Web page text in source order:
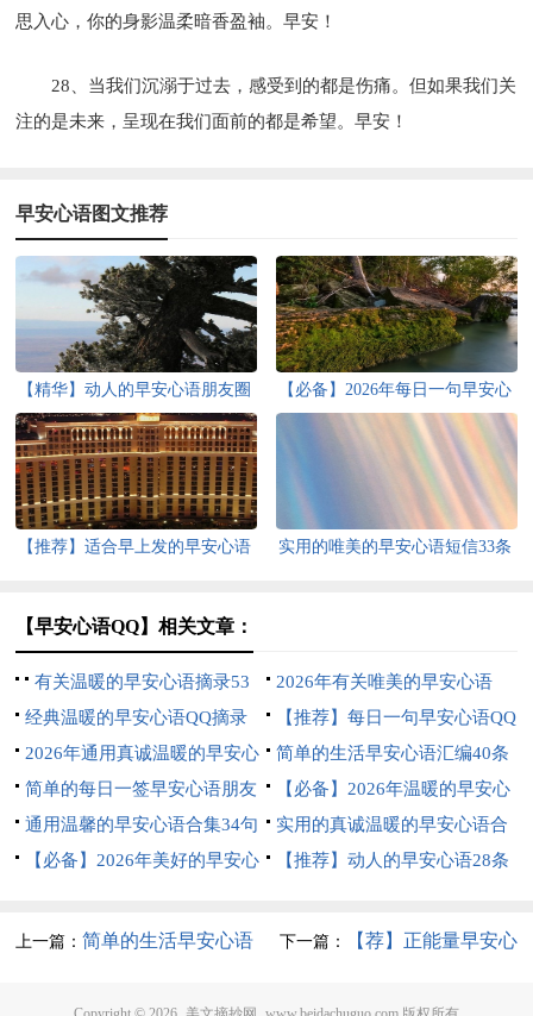
思入心，你的身影温柔暗香盈袖。早安！
28、当我们沉溺于过去，感受到的都是伤痛。但如果我们关
注的是未来，呈现在我们面前的都是希望。早安！
早安心语图文推荐
【精华】动人的早安心语朋友圈
61句
【必备】2026年每日一句早安心
语QQ32句
【推荐】适合早上发的早安心语
实用的唯美的早安心语短信33条
【早安心语QQ】相关文章：
有关温暖的早安心语摘录53
条
2026年有关唯美的早安心语
QQ38条
经典温暖的早安心语QQ摘录
32句
【推荐】每日一句早安心语QQ
合集33条
2026年通用真诚温暖的早安心
语集合46条
简单的生活早安心语汇编40条
简单的每日一签早安心语朋友
圈集锦35条
【必备】2026年温暖的早安心
语短信大合集58条
通用温馨的早安心语合集34句
实用的真诚温暖的早安心语合
集63句
【必备】2026年美好的早安心
【推荐】动人的早安心语28条
上一篇：简单的生活早安心语
下一篇：
【荐】正能量早安心